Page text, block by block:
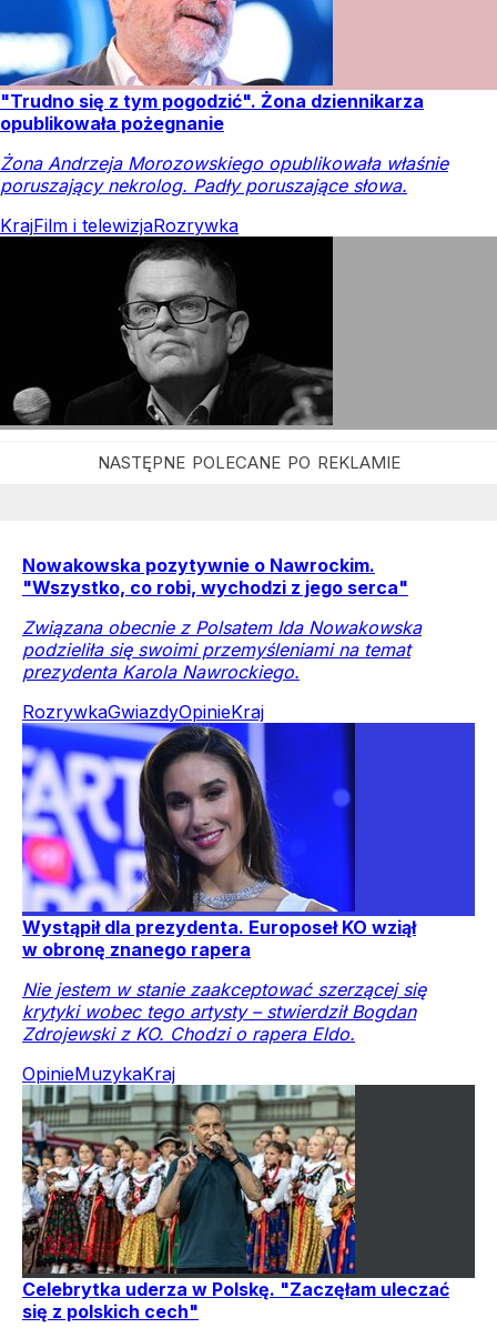
"Trudno się z tym pogodzić". Żona dziennikarza
opublikowała pożegnanie
Żona Andrzeja Morozowskiego opublikowała właśnie
poruszający nekrolog. Padły poruszające słowa.
KrajFilm i telewizjaRozrywka
Nowakowska pozytywnie o Nawrockim.
"Wszystko, co robi, wychodzi z jego serca"
Związana obecnie z Polsatem Ida Nowakowska
podzieliła się swoimi przemyśleniami na temat
prezydenta Karola Nawrockiego.
RozrywkaGwiazdyOpinieKraj
Wystąpił dla prezydenta. Europoseł KO wziął
w obronę znanego rapera
Nie jestem w stanie zaakceptować szerzącej się
krytyki wobec tego artysty – stwierdził Bogdan
Zdrojewski z KO. Chodzi o rapera Eldo.
OpinieMuzykaKraj
Celebrytka uderza w Polskę. "Zaczęłam uleczać
się z polskich cech"